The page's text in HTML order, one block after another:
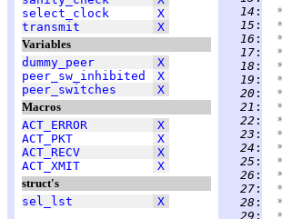
select_clock
X
transmit
X
Variables
dummy_peer
X
peer_sw_inhibited
X
peer_switches
X
Macros
ACT_ERROR
X
ACT_PKT
X
ACT_RECV
X
ACT_XMIT
X
struct's
sel_lst
X
  14
:
  15
:
  16
:
*
  17
:
  18
:
  19
:
*
  20
:
  21
:
  22
:
  23
:
  24
:
*
  25
:
  26
:
  27
:
*
  28
:
  29
: